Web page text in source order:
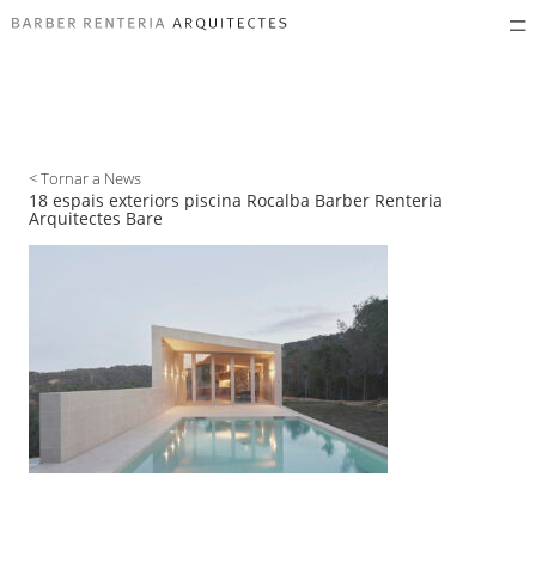
< Tornar a News
18 espais exteriors piscina Rocalba Barber Renteria
Arquitectes Bare